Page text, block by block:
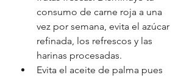
consumo de carne roja a una
vez por semana, evita el azúcar
refinada, los refrescos y las
harinas procesadas.
Evita el aceite de palma pues